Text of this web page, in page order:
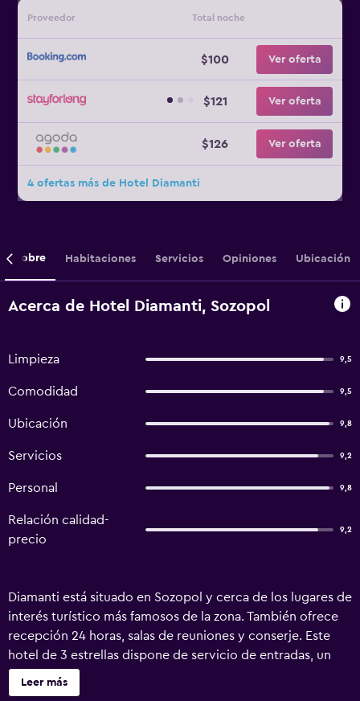
Proveedor Total noche
$100 Ver oferta
$121 Ver oferta
$126 Ver oferta
4 ofertas más de Hotel Diamanti
Sobre Habitaciones Servicios Opiniones Ubicación
Acerca de Hotel Diamanti, Sozopol
Limpieza 9,5
Comodidad 9,5
Ubicación 9,8
Servicios 9,2
Personal 9,8
Relación calidad-
precio
9,2
Diamanti está situado en Sozopol y cerca de los lugares de
interés turístico más famosos de la zona. También ofrece
recepción 24 horas, salas de reuniones y conserje. Este
hotel de 3 estrellas dispone de servicio de entradas, un
servicio de guardaequipajes y un mostrador turístico. Se
ofrece un servicio de traslados al aeropuerto, servicio de
Leer más